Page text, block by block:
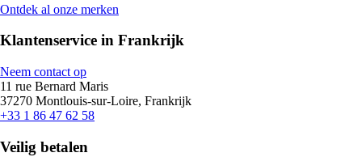
Ontdek al onze merken
Klantenservice in Frankrijk
Neem contact op
11 rue Bernard Maris
37270 Montlouis-sur-Loire, Frankrijk
+33 1 86 47 62 58
Veilig betalen